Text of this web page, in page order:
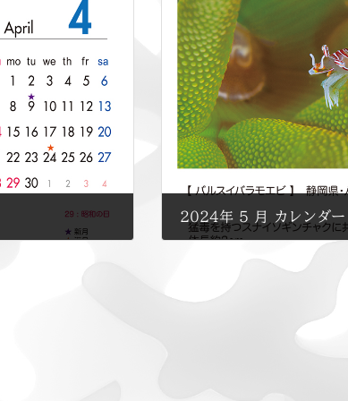
2024年 5 月 カレンダー